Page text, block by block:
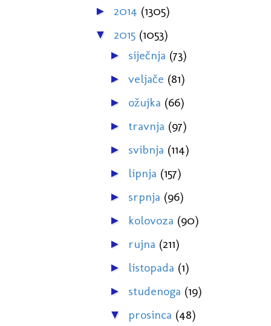
► 2014 (1305)
▼ 2015 (1053)
► siječnja (73)
► veljače (81)
► ožujka (66)
► travnja (97)
► svibnja (114)
► lipnja (157)
► srpnja (96)
► kolovoza (90)
► rujna (211)
► listopada (1)
► studenoga (19)
▼ prosinca (48)